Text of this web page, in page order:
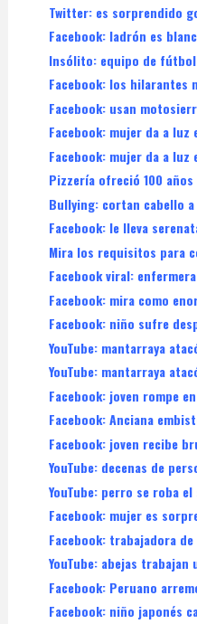
Twitter: es sorprendido
Facebook: ladrón es
Insólito: equipo de
Facebook: los hilarantes
Facebook: usan
Facebook: mujer da a
Facebook: mujer da a
Pizzería ofreció 100
Bullying: cortan cabello
Facebook: le lleva
Mira los requisitos para
Facebook viral:
Facebook: mira como
Facebook: niño sufre
YouTube: mantarraya
YouTube: mantarraya
Facebook: joven rompe
Facebook: Anciana
Facebook: joven recibe
YouTube: decenas de
YouTube: perro se roba
Facebook: mujer es
Facebook: trabajadora
YouTube: abejas
Facebook: Peruano
Facebook: niño japonés